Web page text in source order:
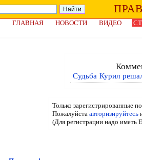
ГЛАВНАЯ
НОВОСТИ ВИДЕО
Судьба Курил
Только зарегистрированные
Пожалуйста авторизируйтесь
(Для регистрации надо иметь